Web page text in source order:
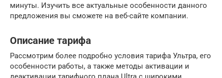
минуты. Изучить все актуальные особенности данного
предложения вы сможете на веб-сайте компании.
Описание тарифа
Рассмотрим более подробно условия тарифа Ультра, его
особенности работы, а также методы активации и